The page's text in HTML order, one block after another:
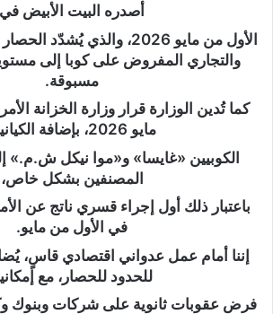
أصدره البيت الأبيض في
الأول من مايو 2026، والذي
والتجاري المفروض على كوبا إلى
مسبوقة.
مايو 2026، بإضافة الكيانين
الكوبيين «غايسا» و«موا نيكل ش.م.»
المصنفين بشكل خاص،
باعتبار ذلك أول إجراء قسري ناتج عن
في الأول من مايو.
إننا أمام عمل عدواني اقتصادي قاسٍ،
للحدود للحصار، مع
فرض عقوبات ثانوية على شركات وبنوك